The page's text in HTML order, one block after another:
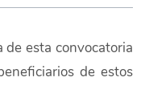
esta convocatoria
de estos